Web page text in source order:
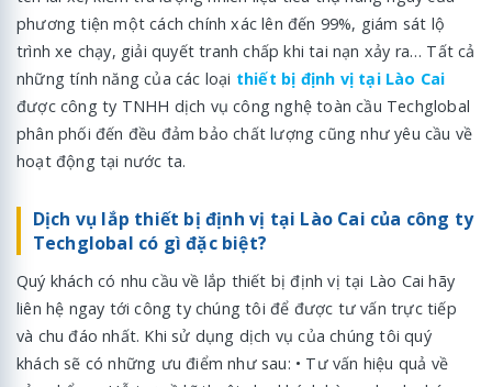
phương tiện một cách chính xác lên đến 99%, giám sát lộ
trình xe chạy, giải quyết tranh chấp khi tai nạn xảy ra… Tất cả
những tính năng của các loại thiết bị định vị tại Lào Cai
được công ty TNHH dịch vụ công nghệ toàn cầu Techglobal
phân phối đến đều đảm bảo chất lượng cũng như yêu cầu về
hoạt động tại nước ta.
Dịch vụ lắp thiết bị định vị tại Lào Cai của công ty
Techglobal có gì đặc biệt?
Quý khách có nhu cầu về lắp thiết bị định vị tại Lào Cai hãy
liên hệ ngay tới công ty chúng tôi để được tư vấn trực tiếp
và chu đáo nhất. Khi sử dụng dịch vụ của chúng tôi quý
khách sẽ có những ưu điểm như sau: • Tư vấn hiệu quả về